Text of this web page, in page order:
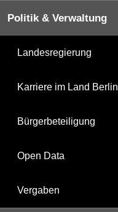
Politik & Verwaltung
Landesregierung
Karriere im Land Berlin
Bürgerbeteiligung
Open Data
Vergaben